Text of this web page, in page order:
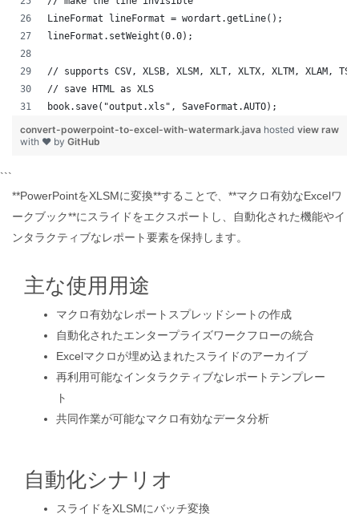
LineFormat lineFormat = wordart.getLine();
lineFormat.setWeight(0.0);
// supports CSV, XLSB, XLSM, XLT, XLTX, XLTM, XLAM,
// save HTML as XLS
book.save("output.xls", SaveFormat.AUTO);
view raw
convert-powerpoint-to-excel-with-watermark.java hosted
with ❤ by GitHub
```
**PowerPointをXLSMに変換**することで、**マクロ有効なExcelワ
ークブック**にスライドをエクスポートし、自動化された機能やイ
ンタラクティブなレポート要素を保持します。
主な使用用途
マクロ有効なレポートスプレッドシートの作成
自動化されたエンタープライズワークフローの統合
Excelマクロが埋め込まれたスライドのアーカイブ
再利用可能なインタラクティブなレポートテンプレー
ト
共同作業が可能なマクロ有効なデータ分析
自動化シナリオ
スライドをXLSMにバッチ変換